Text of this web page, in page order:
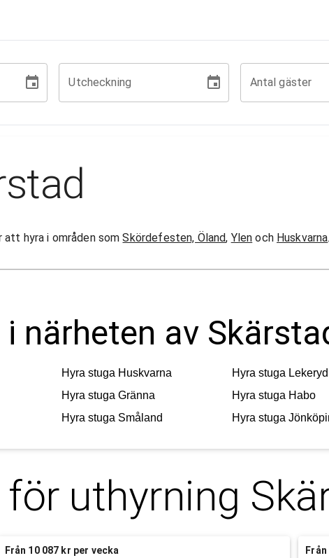
Utcheckning Antal gäster
att hyra i områden somSkördefesten, Öland, Ylen och Huskvarna.
närheten av
Hyra stuga Huskvarna Hyra stuga Lekeryd
Hyra stuga Gränna Hyra stuga Habo
Hyra stuga Småland Hyra stuga
uthyrning
Från 10 087 kr per vecka